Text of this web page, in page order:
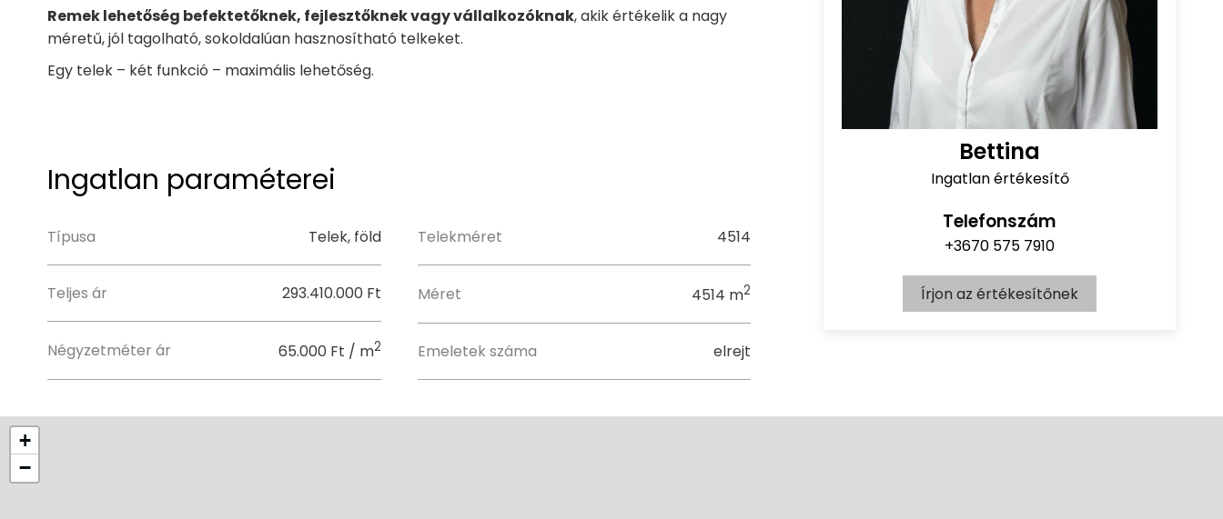
Remek lehetőség befektetőknek, fejlesztőknek vagy vállalkozóknak, akik értékelik a nagy
méretű, jól tagolható, sokoldalúan hasznosítható telkeket.
Egy telek – két funkció – maximális lehetőség.
Ingatlan paraméterei
Típusa Telek, föld
Teljes ár 293.410.000 Ft
Négyzetméter ár 65.000 Ft / m2
Telekméret 4514
Méret 4514 m2
Emeletek száma elrejt
Bettina
Ingatlan értékesítő
Telefonszám
+3670 575 7910
Írjon az értékesítőnek
+
−